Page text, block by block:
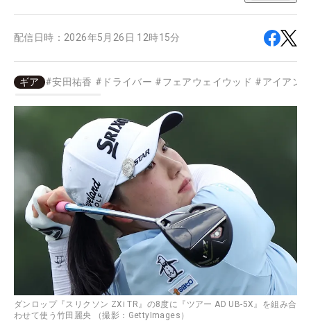
配信日時： 2026年5月26日 12時15分
ギア #安田祐香 # ドライバー #フェアウェイウッド #アイアン
ダンロップ『スリクソン ZXi TR』の8度に『ツアー AD UB-5X』を組み合
わせて使う竹田麗央 （撮影：GettyImages）